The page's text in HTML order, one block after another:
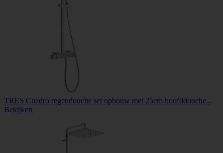
TRES Cuadro regendouche set opbouw met 25cm hoofddouche...
Bekijken